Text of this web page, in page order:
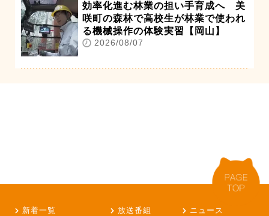
効率化進む林業の担い手育成へ 美
咲町の森林で高校生が林業で使われ
る機械操作の体験実習【岡山】
2026/08/07
新着一覧 放送番組
ニュース